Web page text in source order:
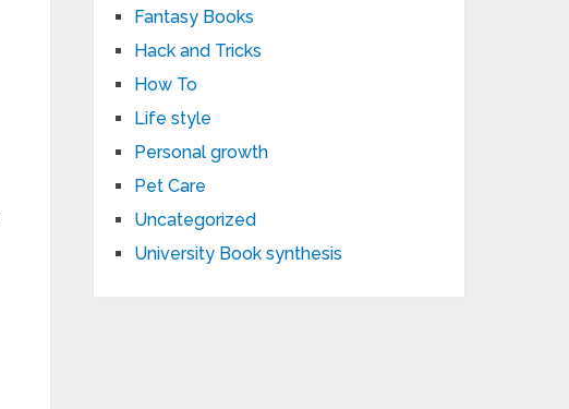
Fantasy Books
Hack and Tricks
How To
Life style
Personal growth
Pet Care
Uncategorized
University Book synthesis